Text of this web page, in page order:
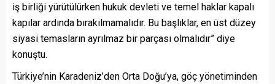
iş birliği yürütülürken hukuk devleti ve temel haklar kapalı
kapılar ardında bırakılmamalıdır. Bu başlıklar, en üst düzey
siyasi temasların ayrılmaz bir parçası olmalıdır” diye
konuştu.
Türkiye’nin Karadeniz’den Orta Doğu’ya, göç yönetiminden